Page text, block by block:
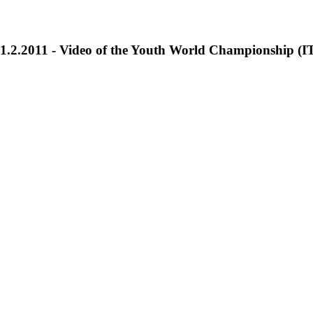
- Video of the Youth World Championship